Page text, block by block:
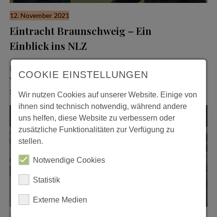
12. November 2021
Eintracht Braunschweig – Ein
Einblick ins NLZ
Im Interview mit Dennis Kruppke
Eintracht Braunschweig führte mit Dennis Kruppke,
Vizepräsident des BTSVs (Braunschweiger Turn- und
Sportverein Eintracht von 1895 e. V.), ein…
Spots
COOKIE EINSTELLUNGEN
Wir nutzen Cookies auf unserer Website. Einige von
ihnen sind technisch notwendig, während andere
uns helfen, diese Website zu verbessern oder
zusätzliche Funktionalitäten zur Verfügung zu
stellen.
Notwendige Cookies
Statistik
Externe Medien